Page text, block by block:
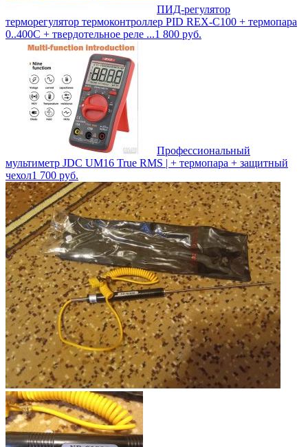
ПИД-регулятор
терморегулятор термоконтроллер PID REX-C100 + термопара
0..400С + твердотельное реле ...1 800 руб.
Профессиональный
мультиметр JDC UM16 True RMS | + термопара + защитный
чехол1 700 руб.